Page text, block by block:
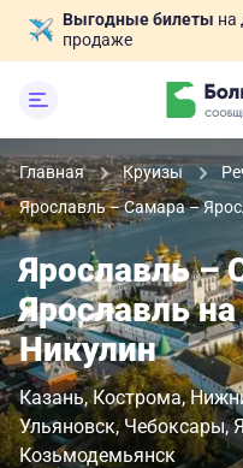
Выгодные билеты на
продаже
Главная Круизы
Ярославль – Самара –
Ярославль –
Ярославль
Никулин
Казань Кострома
Ульяновск Чебоксары
Козьмодемьянск